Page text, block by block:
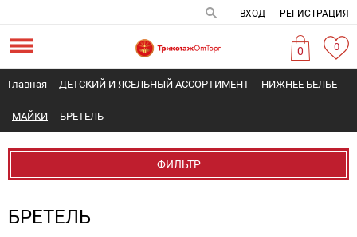
ВХОД РЕГИСТРАЦИЯ
0 0
Главная ДЕТСКИЙ И ЯСЕЛЬНЫЙ АССОРТИМЕНТ НИЖНЕЕ БЕЛЬЕ
МАЙКИ БРЕТЕЛЬ
ФИЛЬТР
БРЕТЕЛЬ